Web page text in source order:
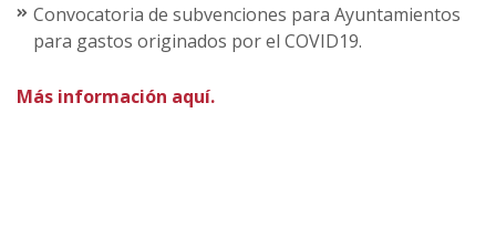
Convocatoria de subvenciones para Ayuntamientos
para gastos originados por el COVID19.
Más información aquí.